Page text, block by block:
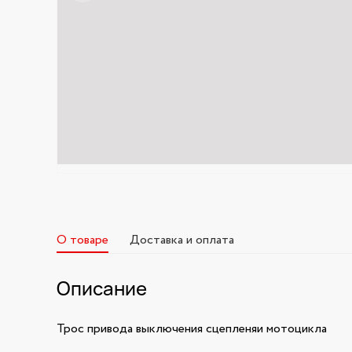
О товаре Доставка и оплата
Описание
Трос привода выключения сцепленяи мотоцикла